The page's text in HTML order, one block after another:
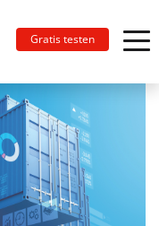
Gratis testen